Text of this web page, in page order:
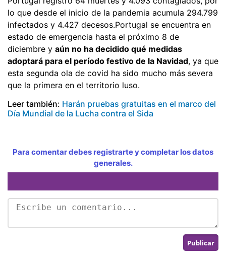
lo que desde el inicio de la pandemia acumula 294.799
infectados y 4.427 decesos.Portugal se encuentra en
estado de emergencia hasta el próximo 8 de
diciembre y aún no ha decidido qué medidas
adoptará para el período festivo de la Navidad, ya que
esta segunda ola de covid ha sido mucho más severa
que la primera en el territorio luso.
Leer también: Harán pruebas gratuitas en el marco del
Día Mundial de la Lucha contra el Sida
Para comentar debes registrarte y completar los datos
generales.